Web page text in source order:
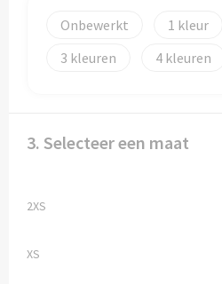
Onbewerkt 1
3
4
3. Selecteer een maat
2XS
XS